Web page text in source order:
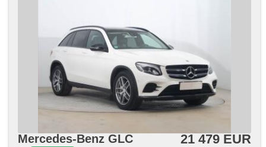
Mercedes-Benz GLC 21 479 EUR